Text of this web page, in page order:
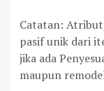
Catatan:
pasif unik dari
jika ada
maupun